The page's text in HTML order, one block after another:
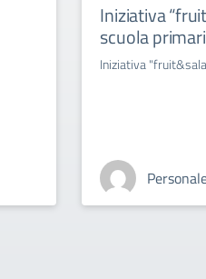
Iniziativa
scuola
Iniziativa